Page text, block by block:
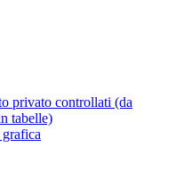
privato controllati (da
tabelle)